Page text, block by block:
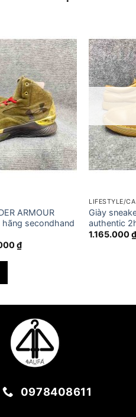
ARMOUR
hãng secondhand
₫.
₫Giá
LIFESTYLE/
Giày
authentic
1.165.000₫
0978408611